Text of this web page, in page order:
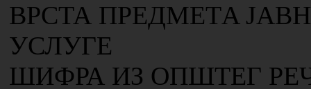
ВРСТА ПРЕДМЕТA
УСЛУГЕ
ШИФРА ИЗ ОПШТЕГ